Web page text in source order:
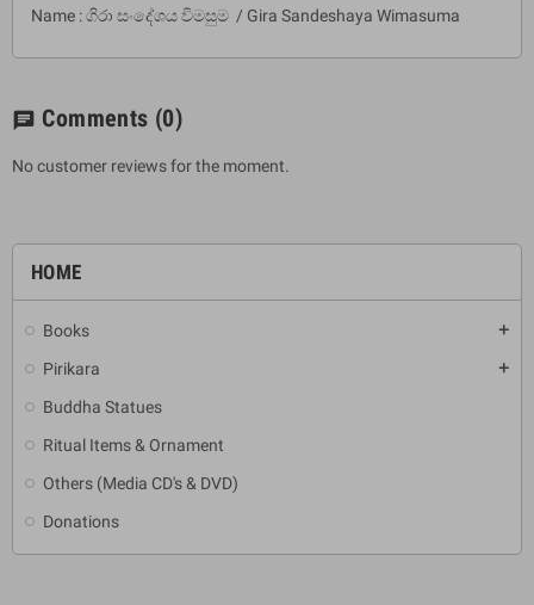
HOME
Books add
Pirikara add
Buddha Statues
Ritual Items & Ornament
Others (Media CD's & DVD)
Donations
Name : ගිරා සංදේශය විමසුම / Gira Sandeshaya Wimasuma
chat Comments (0)
No customer reviews for the moment.